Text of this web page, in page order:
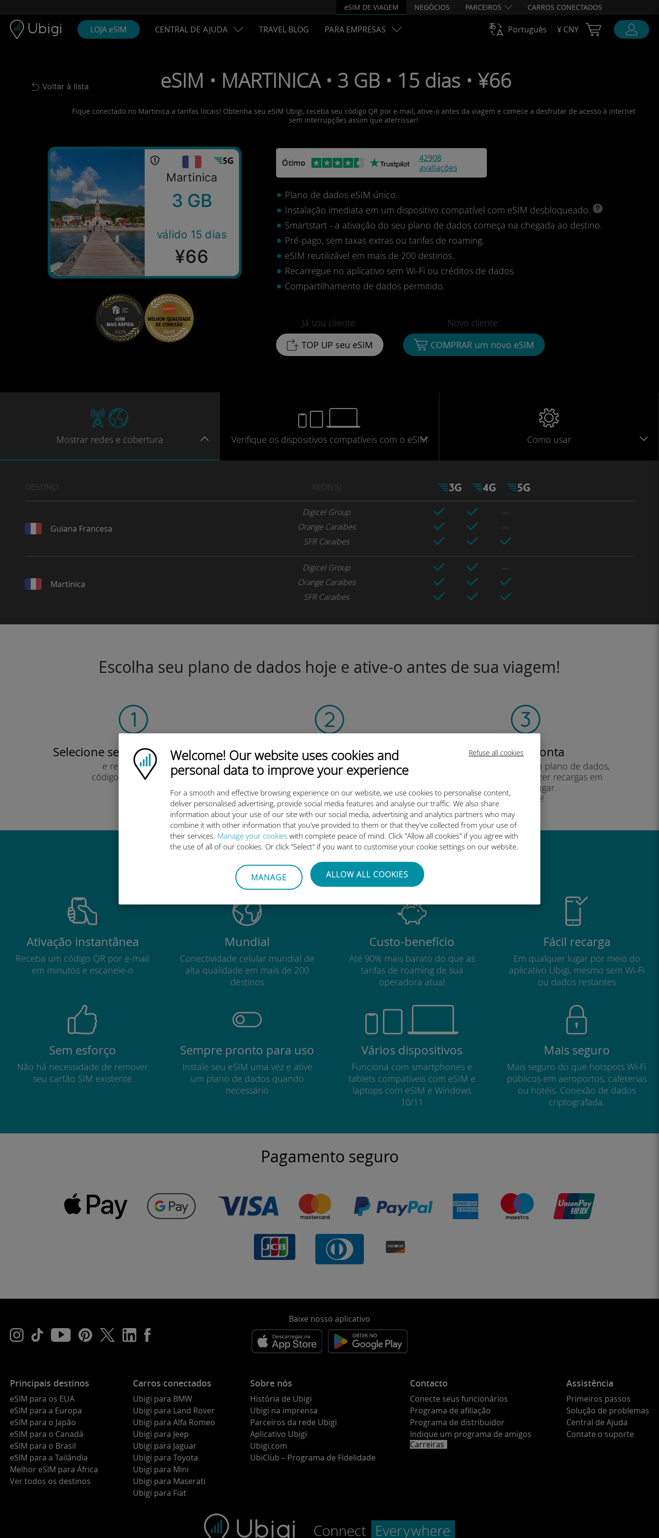
Refuse all cookies
Ubigi logo
Welcome! Our website uses cookies and
personal data to improve your experience
For a smooth and effective browsing experience on our website, we use cookies to personalise content,
deliver personalised advertising, provide social media features and analyse our traffic. We also share
information about your use of our site with our social media, advertising and analytics partners who may
combine it with other information that you've provided to them or that they've collected from your use of
their services. Manage your cookies with complete peace of mind. Click "Allow all cookies" if you agree with
the use of all of our cookies. Or click "Select" if you want to customise your cookie settings on our website.
MANAGE ALLOW ALL COOKIES
eSIM DE VIAGEM NEGÓCIOS PARCEIROS CARROS CONECTADOS
LOJA eSIM CENTRAL DE AJUDA TRAVEL BLOG PARA EMPRESAS Português ¥ CNY Cart Ubigi
Back to list
Voltar à lista eSIM • MARTINICA • 3 GB • 15 dias • ¥66
Fique conectado no Martinica a tarifas locais! Obtenha seu eSIM Ubigi, receba seu código QR por e-mail, ative-o antes da viagem e comece a desfrutar de acesso à internet
sem interrupções assim que aterrissar!
Martinica
3 GB
válido 15 dias
¥66
Ótimo
42908
avaliações
Plano de dados eSIM único.
Instalação imediata em um dispositivo compatível com eSIM desbloqueado.
Smartstart - a ativação do seu plano de dados começa na chegada ao destino.
Pré-pago, sem taxas extras ou tarifas de roaming.
eSIM reutilizável em mais de 200 destinos.
Recarregue no aplicativo sem Wi-Fi ou créditos de dados.
Compartilhamento de dados permitido.
Já sou cliente:
TOP UP seu eSIM
Novo cliente:
COMPRAR um novo eSIM
Mostrar redes e cobertura Verifique os dispositivos compatíveis com o eSIM Como usar
DESTINO REDE(S)
Guiana Francesa
Digicel Group
Orange Caraibes
SFR Caraibes
Martinica
Digicel Group
Orange Caraibes
SFR Caraibes
Escolha seu plano de dados hoje e ative-o antes de sua viagem!
Selecione seu plano de dados
e recebê-lo por
código QR via e-mail.
Digitalize o código QR
para ativar o plano de dados e instalar o Ubigi
eSIM.
Crie sua conta
para começar a usar seu plano de dados,
verificar seu saldo e fazer recargas em
qualquer lugar.
Desfrute!
Por que o eSIM internacional da Ubigi é tão bom
Ativação instantânea
Receba um código QR por e-mail
em minutos e escaneie-o
Mundial
Conectividade celular mundial de
alta qualidade em mais de 200
destinos
Custo-benefício
Até 90% mais barato do que as
tarifas de roaming de sua
operadora atual
Fácil recarga
Em qualquer lugar por meio do
aplicativo Ubigi, mesmo sem Wi-Fi
ou dados restantes
Sem esforço
Não há necessidade de remover
seu cartão SIM existente
Sempre pronto para uso
Instale seu eSIM uma vez e ative
um plano de dados quando
necessário
Vários dispositivos
Funciona com smartphones e
tablets compatíveis com eSIM e
laptops com eSIM e Windows
10/11
Mais seguro
Mais seguro do que hotspots Wi-Fi
públicos em aeroportos, cafeterias
ou hotéis. Conexão de dados
criptografada.
Pagamento seguro
Baixe nosso aplicativo
Principais destinos
eSIM para os EUA
eSIM para a Europa
eSIM para o Japão
eSIM para o Canadá
eSIM para o Brasil
eSIM para a Tailândia
Melhor eSIM para África
Ver todos os destinos
Carros conectados
Ubigi para BMW
Ubigi para Land Rover
Ubigi para Alfa Romeo
Ubigi para Jeep
Ubigi para Jaguar
Ubigi para Toyota
Ubigi para Mini
Ubigi para Maserati
Ubigi para Fiat
Sobre nós
História de Ubigi
Ubigi na imprensa
Parceiros da rede Ubigi
Aplicativo Ubigi
Ubigi.com
UbiClub – Programa de Fidelidade
Contacto
Conecte seus funcionários
Programa de afiliação
Programa de distribuidor
Indique um programa de amigos
Carreiras
Assistência
Primeiros passos
Solução de problemas
Central de Ajuda
Contate o suporte